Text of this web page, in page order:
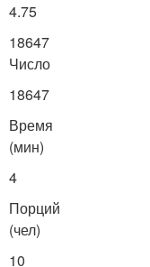
4.75
18647
Число
18647
Время
(мин)
4
Порций
(чел)
10